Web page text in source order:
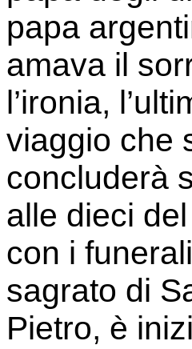
papa
amava il
l’ironia,
viaggio che
concluderà
alle dieci
con i
sagrato di
Pietro, è